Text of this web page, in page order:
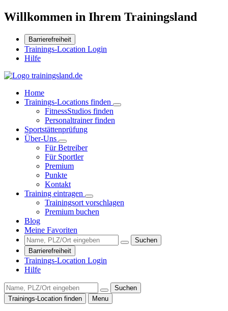
Willkommen in Ihrem Trainingsland
Barrierefreiheit
Trainings-Location Login
Hilfe
Home
Trainings-Locations finden
FitnessStudios finden
Personaltrainer finden
Sportstättenprüfung
Über-Uns
Für Betreiber
Für Sportler
Premium
Punkte
Kontakt
Training eintragen
Trainingsort vorschlagen
Premium buchen
Blog
Meine Favoriten
Suchen
Barrierefreiheit
Trainings-Location Login
Hilfe
Suchen
Trainings-Location finden
Menu